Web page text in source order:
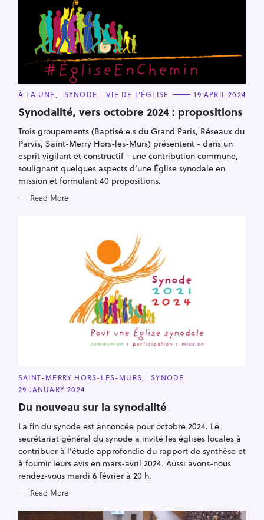
C
T
E
O
R
I
E
S
À LA UNE SYNODE VIE DE L'ÉGLISE 19 APRIL 2024
Synodalité, vers octobre 2024 : propositions
Trois groupements (Baptisé.e.s du Grand Paris, Réseaux du
Parvis, Saint-Merry Hors-les-Murs) présentent - dans un
esprit vigilant et constructif - une contribution commune,
soulignant quelques aspects d’une Église synodale en
mission et formulant 40 propositions.
Read More
C
T
G
R
I
E
SAINT-MERRY HORS-LES-MURS
SYNODE
29 JANUARY 2024
Du nouveau sur la synodalité
La fin du synode est annoncée pour octobre 2024. Le
secrétariat général du synode a invité les églises locales à
contribuer à l’étude approfondie du rapport de synthèse et
à fournir leurs avis en mars-avril 2024. Aussi avons-nous
rendez-vous mardi 6 février à 20 h.
Read More
S
a
r
c
h
f